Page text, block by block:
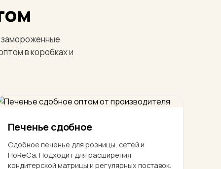
замороженные
в коробках и
Печенье сдобное
Сдобное печенье для розницы, сетей и
HoReCa. Подходит для расширения
кондитерской матрицы и регулярных поставок.